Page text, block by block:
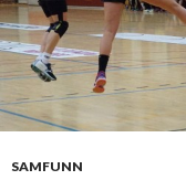
SAMFUNN